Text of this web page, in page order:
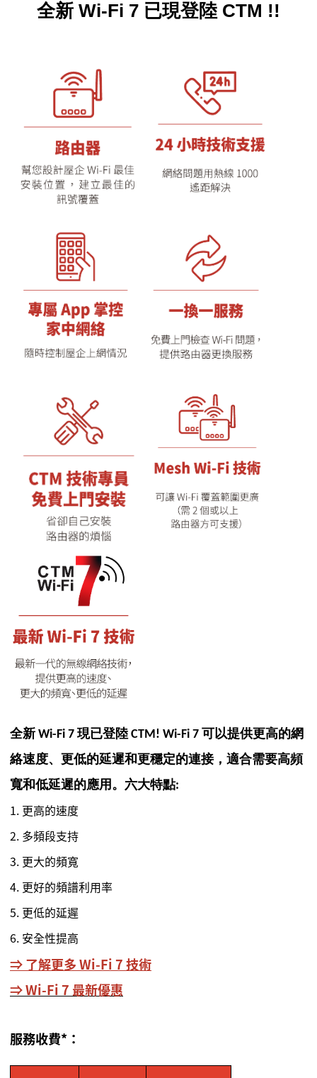
全新 Wi-Fi 7 已現登陸 CTM !!
全新 Wi-Fi 7 現已登陸 CTM! Wi-Fi 7 可以提供更高的網
絡速度、更低的延遲和更穩定的連接，適合需要高頻
寬和低延遲的應用。六大特點:
1. 更高的速度
2. 多頻段支持
3. 更大的頻寬
4. 更好的頻譜利用率
5. 更低的延遲
6. 安全性提高
⇒ 了解更多 Wi-Fi 7 技術
⇒ Wi-Fi 7 最新優惠
服務收費*：